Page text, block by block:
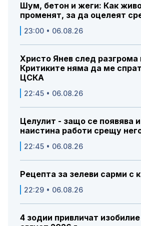
Шум, бетон и жеги: Как
променят, за да оцелеят
23:00 • 06.08.26
Христо Янев след
Критиките няма да ме
ЦСКА
22:45 • 06.08.26
Целулит - защо се появява
наистина работи срещу
22:45 • 06.08.26
Рецепта за зелеви сарми с
22:29 • 06.08.26
4 зодии привличат